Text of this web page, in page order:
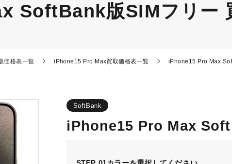
SoftBank版SIMフリー
価格表一覧 iPhone15 Pro Max買取価格表一覧 iPhone15 Pro Max
SoftBank
iPhone15 Pro Max